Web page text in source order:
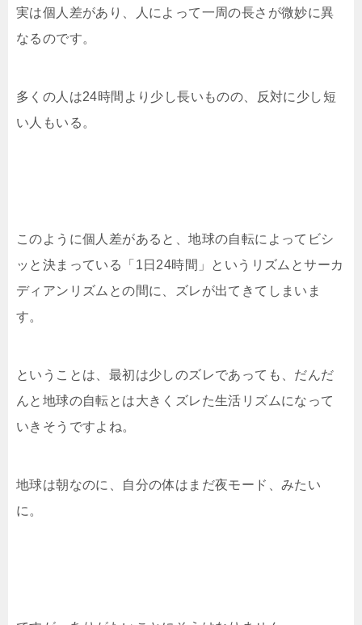
実は個人差があり、人によって一周の長さが微妙に異
なるのです。
多くの人は24時間より少し長いものの、反対に少し短
い人もいる。
このように個人差があると、地球の自転によってビシ
ッと決まっている「1日24時間」というリズムとサーカ
ディアンリズムとの間に、ズレが出てきてしまいま
す。
ということは、最初は少しのズレであっても、だんだ
んと地球の自転とは大きくズレた生活リズムになって
いきそうですよね。
地球は朝なのに、自分の体はまだ夜モード、みたい
に。